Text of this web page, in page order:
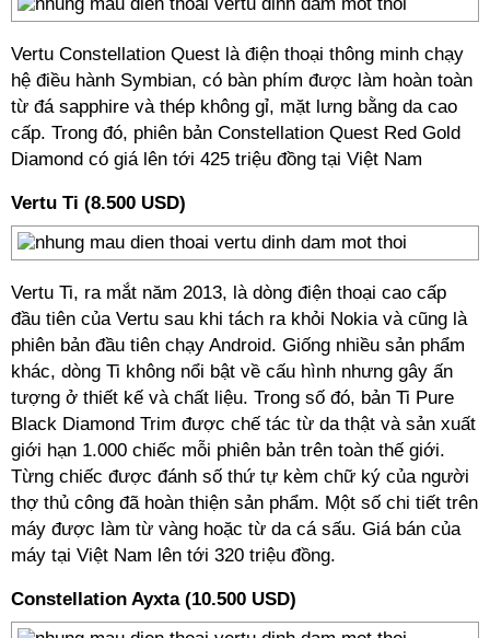
Vertu Constellation Quest là điện thoại thông minh chạy
hệ điều hành Symbian, có bàn phím được làm hoàn toàn
từ đá sapphire và thép không gỉ, mặt lưng bằng da cao
cấp. Trong đó, phiên bản Constellation Quest Red Gold
Diamond có giá lên tới 425 triệu đồng tại Việt Nam
Vertu Ti (8.500 USD)
Vertu Ti, ra mắt năm 2013, là dòng điện thoại cao cấp
đầu tiên của Vertu sau khi tách ra khỏi Nokia và cũng là
phiên bản đầu tiên chạy Android. Giống nhiều sản phẩm
khác, dòng Ti không nổi bật về cấu hình nhưng gây ấn
tượng ở thiết kế và chất liệu. Trong số đó, bản Ti Pure
Black Diamond Trim được chế tác từ da thật và sản xuất
giới hạn 1.000 chiếc mỗi phiên bản trên toàn thế giới.
Từng chiếc được đánh số thứ tự kèm chữ ký của người
thợ thủ công đã hoàn thiện sản phẩm. Một số chi tiết trên
máy được làm từ vàng hoặc từ da cá sấu. Giá bán của
máy tại Việt Nam lên tới 320 triệu đồng.
Constellation Ayxta (10.500 USD)